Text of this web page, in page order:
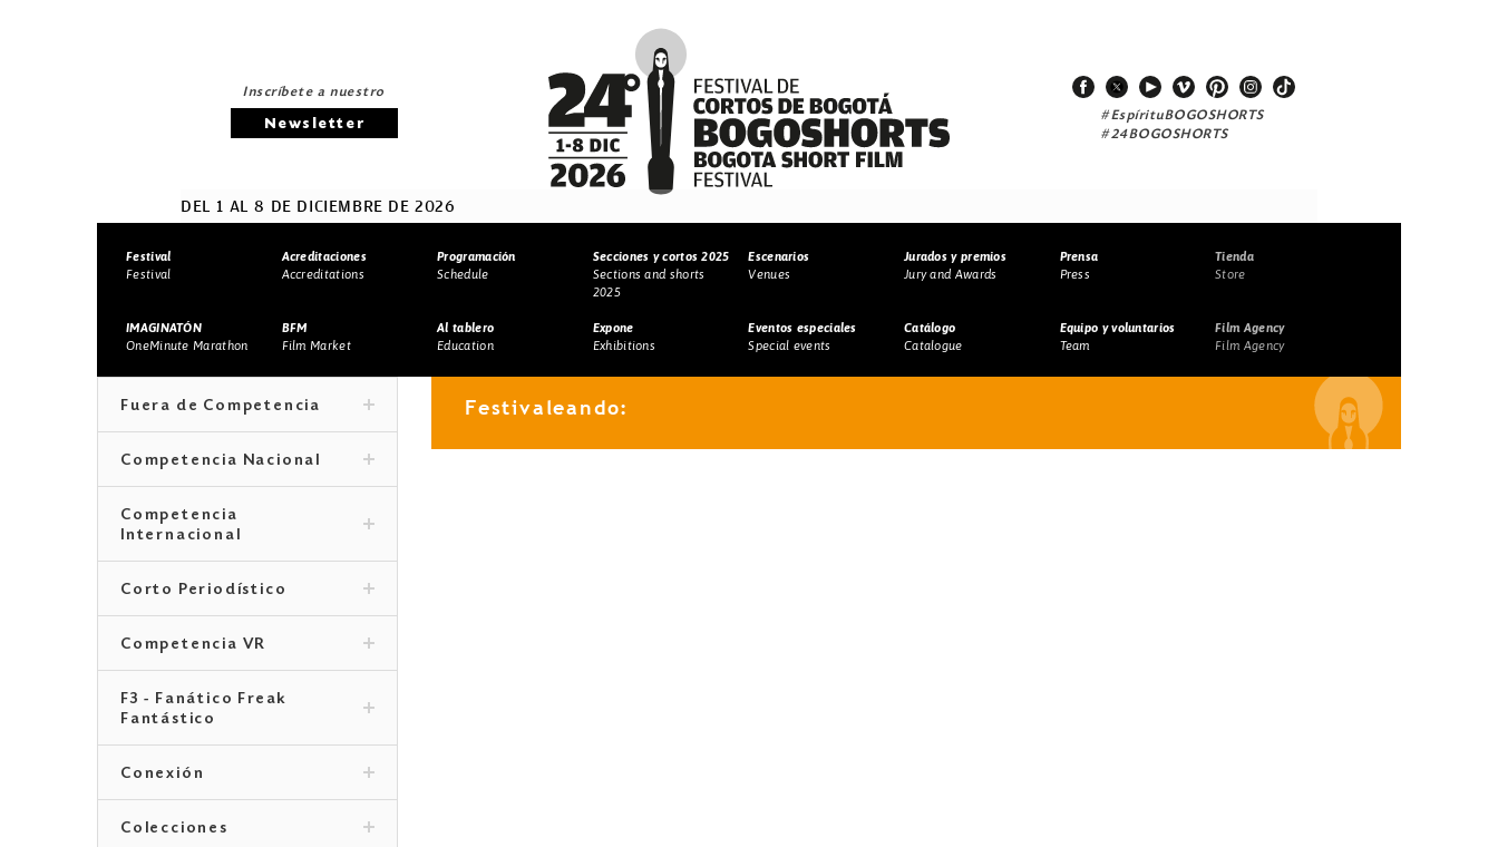
Inscríbete a nuestro
Newsletter
#EspírituBOGOSHORTS
#24BOGOSHORTS
DEL 1 AL 8 DE DICIEMBRE DE 2026
Festival
Festival
Acreditaciones
Accreditations
Programación
Schedule
Secciones y cortos 2025
Sections and shorts
2025
Escenarios
Venues
Jurados y premios
Jury and Awards
Prensa
Press
Tienda
Store
IMAGINATÓN
OneMinute Marathon
BFM
Film Market
Al tablero
Education
Expone
Exhibitions
Eventos especiales
Special events
Catálogo
Catalogue
Equipo y voluntarios
Team
Film Agency
Film Agency
Festivaleando:
Fuera de Competencia
Competencia Nacional
Competencia
Internacional
Corto Periodístico
Competencia VR
F3 - Fanático Freak
Fantástico
Conexión
Colecciones